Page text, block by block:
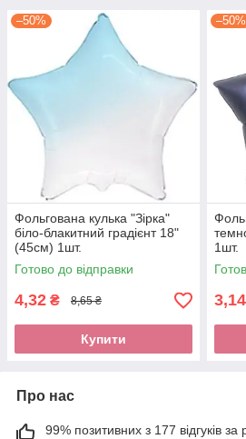
–50%
Фольгована кулька "Зірка"
біло-блакитний градієнт 18"
(45см) 1шт.
Готово до відправки
4,32 ₴ 8,65 ₴
Купити
–50%
1шт.
3,14
Про нас
99% позитивних з 177 відгуків за